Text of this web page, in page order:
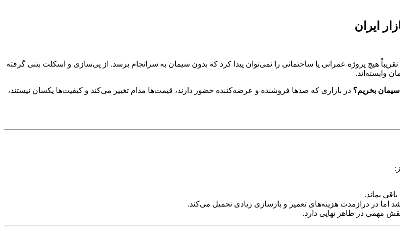
ایران
هیچ پروژه عمرانی یا ساختمانی را نمی‌توان پیدا کرد که بدون سیمان به سرانجام برسد. از پی‌سازی و اسکلت بتنی گرفته
وابسته‌اند.
سیمان بخریم؟ در بازاری که صدها فروشنده و عرضه‌کننده حضور دارند، قیمت‌ها مدام تغییر می‌کند و کیفیت‌ها یکسان نیستند،
بماند.
در درازمدت هزینه‌های تعمیر و بازسازی زیادی تحمیل می‌کند.
مهمی در ظاهر نهایی دارد.